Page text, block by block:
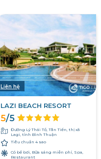
Liên hệ
LAZI BEACH RESORT
5/5
Đường Lý Thái Tổ, Tân Tiến, thị xã
Lagi, tỉnh Bình Thuận
Tiêu chuẩn 4 sao
Có bể bơi, Bữa sáng miễn phí, Spa,
Restaurant